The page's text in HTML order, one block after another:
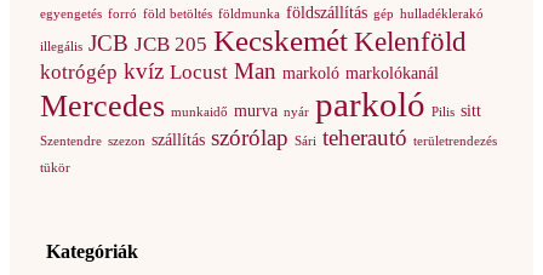
egyengetés forró föld betöltés földmunka földszállítás gép hulladéklerakó
illegális JCB JCB 205 KecskemétKelenföld
kotrógép kvíz Locust Man markoló markolókanál
Mercedes munkaidő murva nyár parkoló Pilis sitt
Szentendre szezon szállítás szórólap Sári teherautó területrendezés
tükör
Kategóriák